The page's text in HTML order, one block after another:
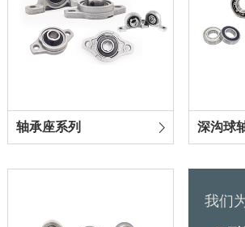
轴承座系列 深沟球
我们